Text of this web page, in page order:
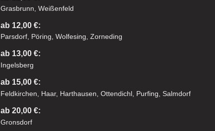
Grasbrunn, Weißenfeld
ab 12,00 €:
Parsdorf, Pöring, Wolfesing, Zorneding
ab 13,00 €:
Ingelsberg
ab 15,00 €:
Feldkirchen, Haar, Harthausen, Ottendichl, Purfing, Salmdorf
ab 20,00 €:
Gronsdorf